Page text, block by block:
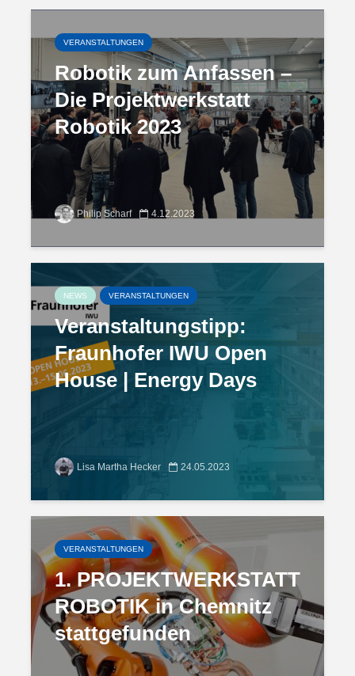
VERANSTALTUNGEN
Robotik zum Anfassen –
Die Projektwerkstatt
Robotik 2023
Philip Scharf 4.12.2023
NEWS VERANSTALTUNGEN
Veranstaltungstipp:
Fraunhofer IWU Open
House | Energy Days
Lisa Martha Hecker 24.05.2023
VERANSTALTUNGEN
1. PROJEKTWERKSTATT
ROBOTIK in Chemnitz
stattgefunden